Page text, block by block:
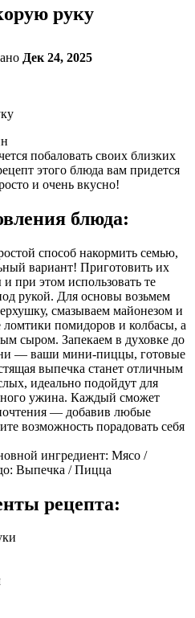
руку
Дек 24, 2025
побаловать своих близких
этого блюда вам придется
и очень вкусно!
блюда:
способ накормить семью,
вариант! Приготовить их
при этом использовать те
рукой. Для основы возьмем
смазываем майонезом и
помидоров и колбасы, а
сыром. Запекаем в духовке до
— ваши мини-пиццы, готовые
выпечка станет отличным
идеально подойдут для
ужина. Каждый сможет
— добавив любые
возможность порадовать себя
ингредиент: Мясо /
Выпечка / Пицца
рецепта: